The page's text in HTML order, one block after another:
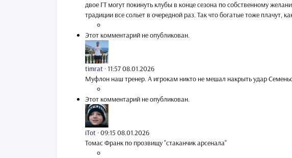
двое ГТ могут покинуть клубы в конце сезона по собственному
традиции все сольет в очередной раз. Так что богатые тоже плачут,
Этот комментарий не опубликован.
timrat ·11:57 08.01.2026
Муфлон наш тренер. А игрокам никто не мешал накрыть удар
Этот комментарий не опубликован.
iTot ·09:15 08.01.2026
Томас Франк по прозвищу "стаканчик арсенала"